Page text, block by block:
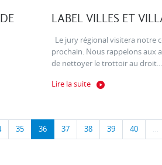
LABEL VILLES ET
Le jury régional visitera notre
prochain. Nous rappelons aux
de nettoyer le trottoir au droit...
Lire la suite
35 36 37 38 39 40 …